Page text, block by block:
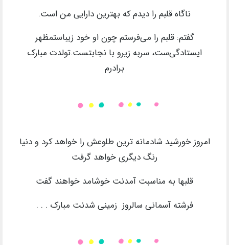
ناگاه قلبم را دیدم که بهترین دارایی من است.
گفتم: قلبم را می‌فرستم چون او خود زیباستمظهر
ایستادگی‌ست، سربه زیرو با نجابتست.تولدت مبارک
برادرم
امروز خورشید شادمانه‏ ترین طلوعش را خواهد کرد و دنیا
رنگ دیگری خواهد گرفت
قلبها به مناسبت آمدنت خوشامد خواهند گفت
فرشته آسمانی سالروز زمینی شدنت مبارک . . .